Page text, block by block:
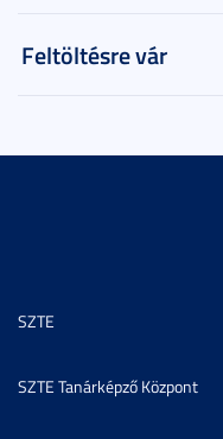
Feltöltésre vár
SZTE
SZTE Tanárképző Központ